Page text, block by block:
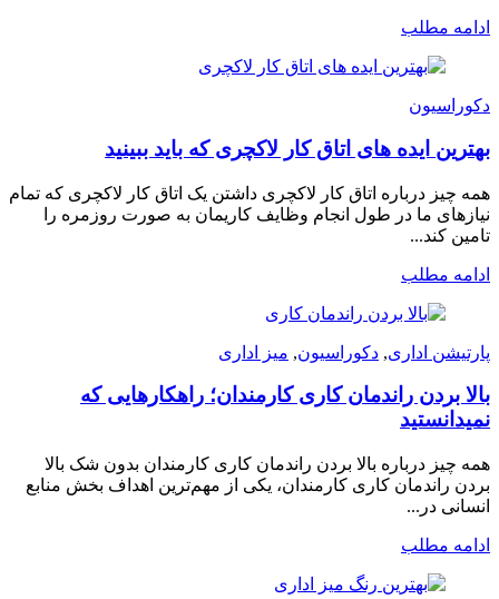
ادامه مطلب
دکوراسیون
بهترین ایده های اتاق کار لاکچری که باید ببینید
همه چیز درباره اتاق کار لاکچری داشتن یک اتاق کار لاکچری که تمام
نیازهای ما در طول انجام وظایف کاریمان به صورت روزمره را
تامین کند...
ادامه مطلب
پارتیشن اداری, دکوراسیون, میز اداری
بالا بردن راندمان کاری کارمندان؛ راهکارهایی که
نمیدانستید
همه چیز درباره بالا بردن راندمان کاری کارمندان بدون شک بالا
بردن راندمان کاری کارمندان، یکی از مهم‌ترین اهداف بخش منابع
انسانی در...
ادامه مطلب